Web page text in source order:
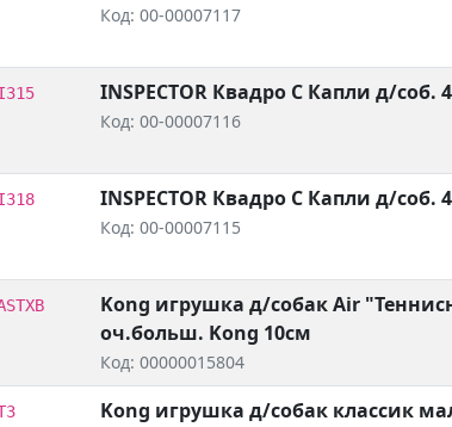
Код: 00-00007117
INSPECTOR Квадро С Капли д/соб.
Код: 00-00007116
INSPECTOR Квадро С Капли д/соб.
Код: 00-00007115
Kong игрушка д/собак Air
оч.больш. Kong 10см
Код: 00000015804
Kong игрушка д/собак классик